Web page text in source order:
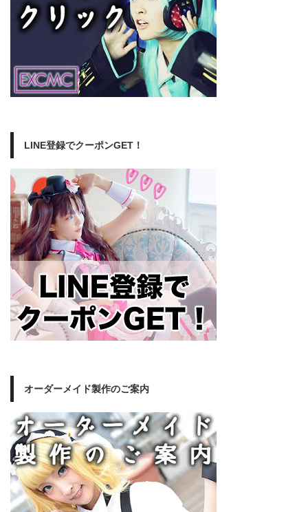
LINE登録でクーポンGET！
オーダーメイド製作のご案内